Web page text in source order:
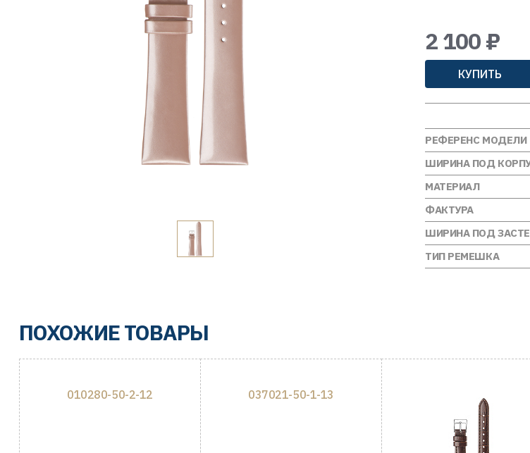
2 100 ₽
КУПИТЬ
РЕФЕРЕНС МОДЕЛИ
ШИРИНА ПОД
МАТЕРИАЛ
ФАКТУРА
ШИРИНА ПОД
ТИП РЕМЕШКА
ПОХОЖИЕ ТОВАРЫ
010280-50-2-12 037021-50-1-13